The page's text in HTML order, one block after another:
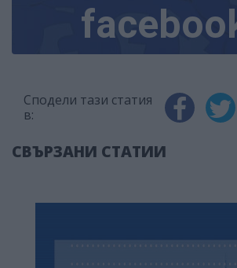
Сподели тази статия
в:
СВЪРЗАНИ СТАТИИ